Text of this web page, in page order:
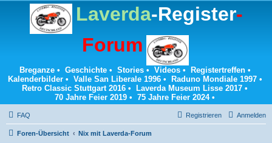
Laverda-Register-
Forum
Breganze• Geschichte• Stories• Videos• Registertreffen•
Kalenderbilder• Valle San Liberale 1996• Raduno Mondiale 1997•
Retro Classic Stuttgart 2016 • Laverda Museum Lisse 2017 •
70 Jahre Feier 2019 • 75 Jahre Feier 2024•
FAQ Anmelden
Registrieren
Foren-Übersicht Nix mit Laverda-Forum